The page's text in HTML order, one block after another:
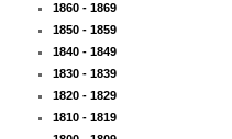
1860 - 1869
1850 - 1859
1840 - 1849
1830 - 1839
1820 - 1829
1810 - 1819